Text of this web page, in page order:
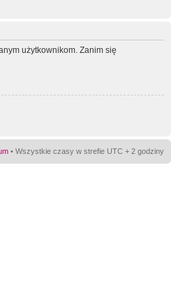
użytkownikom. Zanim się
• Wszystkie czasy w strefie UTC + 2 godziny